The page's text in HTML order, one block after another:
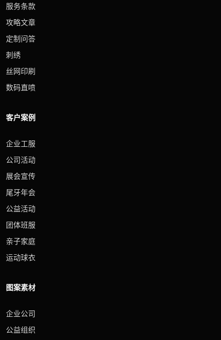
服务条款
攻略文章
定制问答
刺绣
丝网印刷
数码直喷
客户案例
企业工服
公司活动
展会宣传
尾牙年会
公益活动
团体班服
亲子家庭
运动球衣
图案素材
企业公司
公益组织